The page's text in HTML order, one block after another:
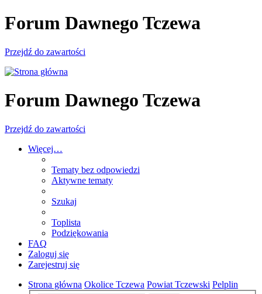
Forum Dawnego Tczewa
Przejdź do zawartości
Forum Dawnego Tczewa
Przejdź do zawartości
Więcej…
Tematy bez odpowiedzi
Aktywne tematy
Szukaj
Toplista
Podziękowania
FAQ
Zaloguj się
Zarejestruj się
Strona główna Okolice Tczewa Powiat Tczewski Pelplin